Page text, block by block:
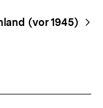
(vor 1945)